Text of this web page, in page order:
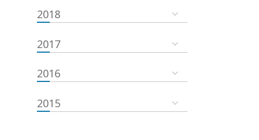
2018
2017
2016
2015